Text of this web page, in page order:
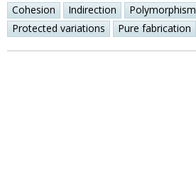
Cohesion
Indirection
Polymorphism
Protected variations
Pure fabrication